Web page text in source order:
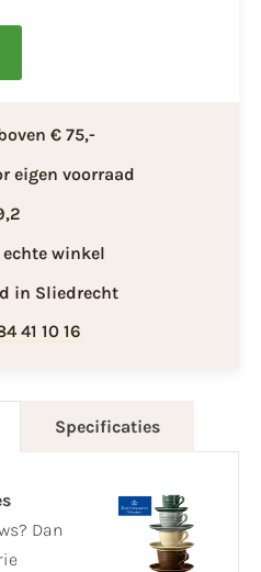
€ 75,-
eigen voorraad
winkel
in Sliedrecht
41 10 16
Specificaties
Dan